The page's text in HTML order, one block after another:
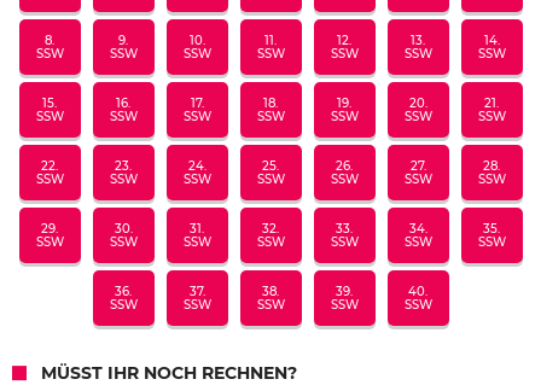
8.
SSW
9.
SSW
10.
SSW
11.
SSW
12.
SSW
13.
SSW
14.
SSW
15.
SSW
16.
SSW
17.
SSW
18.
SSW
19.
SSW
20.
SSW
21.
SSW
22.
SSW
23.
SSW
24.
SSW
25.
SSW
26.
SSW
27.
SSW
28.
SSW
29.
SSW
30.
SSW
31.
SSW
32.
SSW
33.
SSW
34.
SSW
35.
SSW
36.
SSW
37.
SSW
38.
SSW
39.
SSW
40.
SSW
MÜSST IHR NOCH RECHNEN?